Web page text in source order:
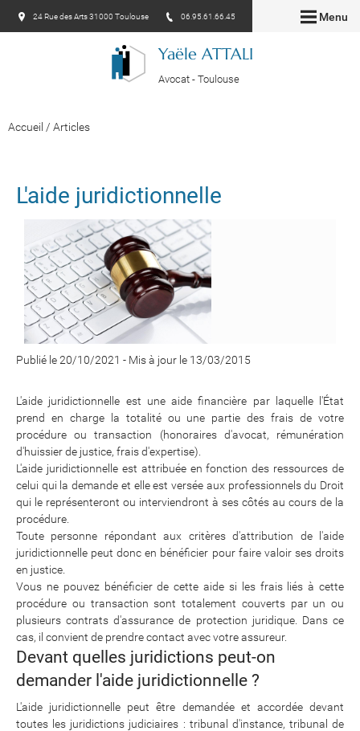
Menu
Yaële ATTALI
Avocat - Toulouse
24 Rue des Arts 31000 Toulouse 06.95.61.66.45
Accueil / Articles
L'aide juridictionnelle
Publié le 20/10/2021 - Mis à jour le 13/03/2015
L'aide juridictionnelle est une aide financière par laquelle l'État
prend en charge la totalité ou une partie des frais de votre
procédure ou transaction (honoraires d'avocat, rémunération
d'huissier de justice, frais d'expertise).
L'aide juridictionnelle est attribuée en fonction des ressources de
celui qui la demande et elle est versée aux professionnels du Droit
qui le représenteront ou interviendront à ses côtés au cours de la
procédure.
Toute personne répondant aux critères d'attribution de l'aide
juridictionnelle peut donc en bénéficier pour faire valoir ses droits
en justice.
Vous ne pouvez bénéficier de cette aide si les frais liés à cette
procédure ou transaction sont totalement couverts par un ou
plusieurs contrats d'assurance de protection juridique. Dans ce
cas, il convient de prendre contact avec votre assureur.
Devant quelles juridictions peut-on
demander l'aide juridictionnelle ?
L'aide juridictionnelle peut être demandée et accordée devant
toutes les juridictions judiciaires : tribunal d'instance, tribunal de